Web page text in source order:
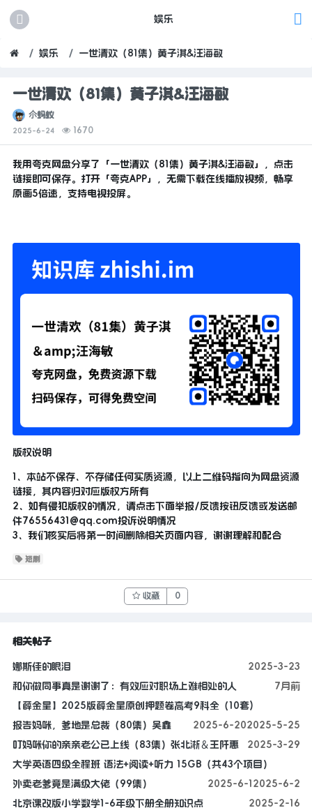
娱乐
娱乐 一世清欢（81集）黄子淇&汪海敏
一世清欢（81集）黄子淇&汪海敏
尒蚂蚁
2025-6-24 1670
我用夸克网盘分享了「一世清欢（81集）黄子淇&汪海敏」，点击
链接即可保存。打开「夸克APP」，无需下载在线播放视频，畅享
原画5倍速，支持电视投屏。
版权说明
1、本站不保存、不存储任何实质资源，以上二维码指向为网盘资源
链接，其内容归对应版权方所有
2、如有侵犯版权的情况，请点击下面举报/反馈按钮反馈或发送邮
件76556431@qq.com投诉说明情况
3、我们核实后将第一时间删除相关页面内容，谢谢理解和配合
短剧
收藏 0
相关帖子
娜斯佳的眼泪
2025-3-23
和你做同事真是谢谢了：有效应对职场上难相处的人
7月前
【薛金星】2025版薛金星原创押题卷高考9科全（10套)
2025-5-25
报告妈咪，爹地是总裁（80集）吴鑫
2025-6-20
叮妈咪你的亲亲老公已上线（83集）张北淅＆王阡惠
2025-3-29
大学英语四级全程班 语法+阅读+听力 15GB（共43个项目）
2025-6-2
外卖老爹竟是满级大佬（99集）
2025-6-1
北京课改版小学数学1-6年级下册全册知识点
2025-2-16